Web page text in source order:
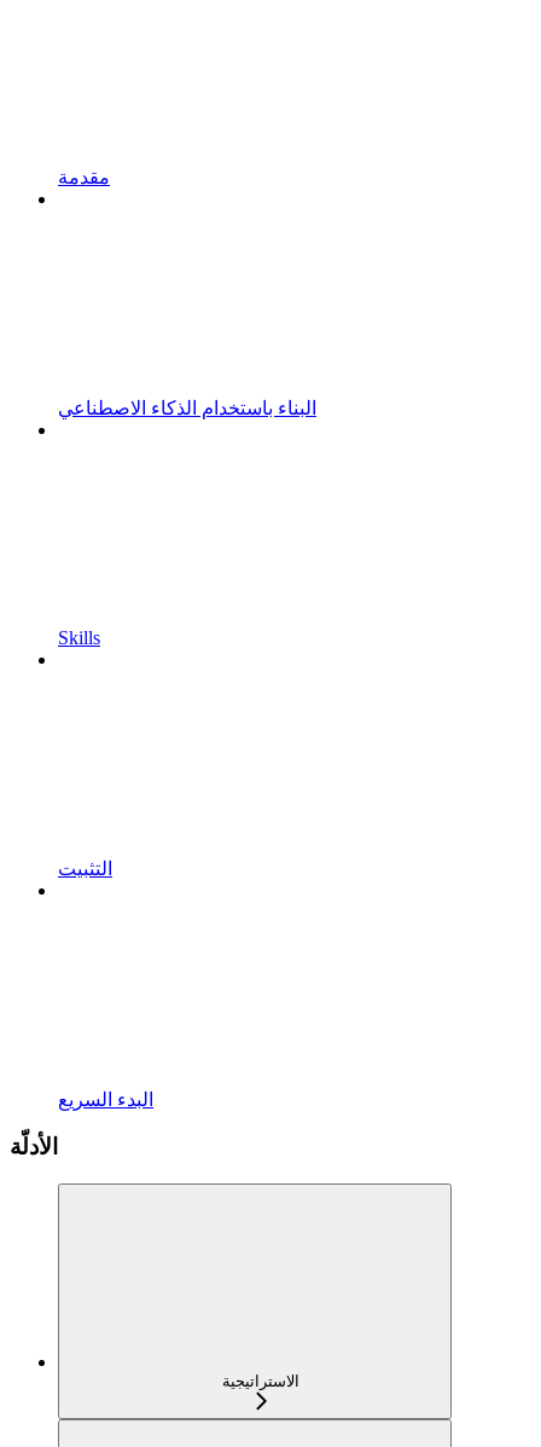
مقدمة
البناء باستخدام الذكاء الاصطناعي
Skills
التثبيت
البدء السريع
الأدلّة
الاستراتيجية